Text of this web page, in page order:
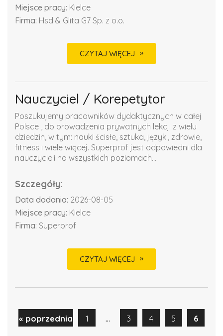
Miejsce pracy: Kielce
Firma: Hsd & Glita G7 Sp. z o.o.
CZYTAJ WIĘCEJ
Nauczyciel / Korepetytor
Poszukujemy pracowników dydaktycznych w całej
Polsce , do prowadzenia prywatnych lekcji z wielu
dziedzin, w tym: nauki ścisłe, sztuka, języki, zdrowie,
fitness i wiele więcej. Superprof jest odpowiedni dla
nauczycieli na wszystkich poziomach...
Szczegóły:
Data dodania: 2026-08-05
Miejsce pracy: Kielce
Firma: Superprof
CZYTAJ WIĘCEJ
« poprzednia 1 ... 3 4 5 6